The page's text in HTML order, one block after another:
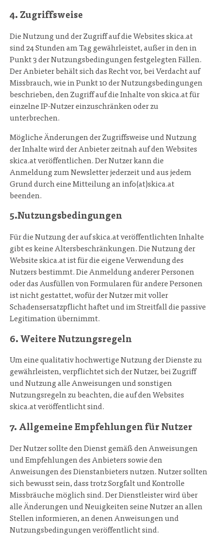
4. Zugriffsweise
Die Nutzung und der Zugriff auf die Websites skica.at
sind 24 Stunden am Tag gewährleistet, außer in den in
Punkt 3 der Nutzungsbedingungen festgelegten Fällen.
Der Anbieter behält sich das Recht vor, bei Verdacht auf
Missbrauch, wie in Punkt 10 der Nutzungsbedingungen
beschrieben, den Zugriff auf die Inhalte von skica.at für
einzelne IP-Nutzer einzuschränken oder zu
unterbrechen.
Mögliche Änderungen der Zugriffsweise und Nutzung
der Inhalte wird der Anbieter zeitnah auf den Websites
skica.at veröffentlichen. Der Nutzer kann die
Anmeldung zum Newsletter jederzeit und aus jedem
Grund durch eine Mitteilung an info(at)skica.at
beenden.
5.Nutzungsbedingungen
Für die Nutzung der auf skica.at veröffentlichten Inhalte
gibt es keine Altersbeschränkungen. Die Nutzung der
Website skica.at ist für die eigene Verwendung des
Nutzers bestimmt. Die Anmeldung anderer Personen
oder das Ausfüllen von Formularen für andere Personen
ist nicht gestattet, wofür der Nutzer mit voller
Schadensersatzpflicht haftet und im Streitfall die passive
Legitimation übernimmt.
6. Weitere Nutzungsregeln
Um eine qualitativ hochwertige Nutzung der Dienste zu
gewährleisten, verpflichtet sich der Nutzer, bei Zugriff
und Nutzung alle Anweisungen und sonstigen
Nutzungsregeln zu beachten, die auf den Websites
skica.at veröffentlicht sind.
7. Allgemeine Empfehlungen für Nutzer
Der Nutzer sollte den Dienst gemäß den Anweisungen
und Empfehlungen des Anbieters sowie den
Anweisungen des Dienstanbieters nutzen. Nutzer sollten
sich bewusst sein, dass trotz Sorgfalt und Kontrolle
Missbräuche möglich sind. Der Dienstleister wird über
alle Änderungen und Neuigkeiten seine Nutzer an allen
Stellen informieren, an denen Anweisungen und
Nutzungsbedingungen veröffentlicht sind.